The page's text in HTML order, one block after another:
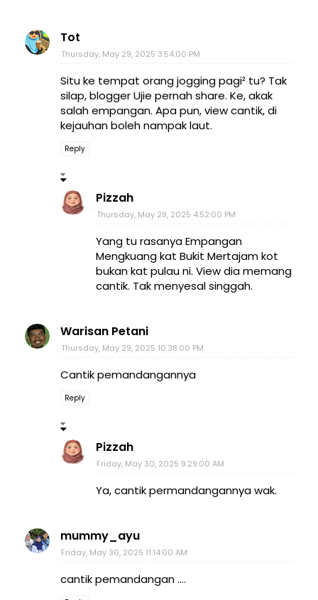
Tot
Thursday, May 29, 2025 3:54:00 PM
Situ ke tempat orang jogging pagi² tu? Tak
silap, blogger Ujie pernah share. Ke, akak
salah empangan. Apa pun, view cantik, di
kejauhan boleh nampak laut.
Reply
Pizzah
Thursday, May 29, 2025 4:52:00 PM
Yang tu rasanya Empangan
Mengkuang kat Bukit Mertajam kot
bukan kat pulau ni. View dia memang
cantik. Tak menyesal singgah.
Warisan Petani
Thursday, May 29, 2025 10:38:00 PM
Cantik pemandangannya
Reply
Pizzah
Friday, May 30, 2025 9:29:00 AM
Ya, cantik permandangannya wak.
mummy_ayu
Friday, May 30, 2025 11:14:00 AM
cantik pemandangan ....